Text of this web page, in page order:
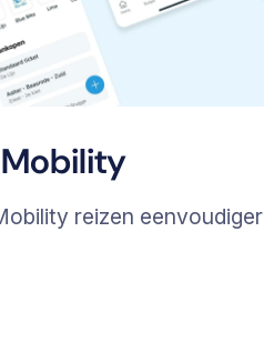
reizen eenvoudiger